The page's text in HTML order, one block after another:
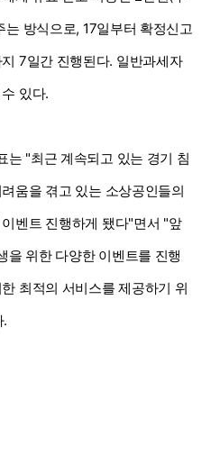
방식으로, 17일부터 확정신고
7일간 진행된다. 일반과세자
있다.
는 "최근 계속되고 있는 경기 침
움을 겪고 있는 소상공인들의
벤트 진행하게 됐다"면서 "앞
을 위한 다양한 이벤트를 진행
최적의 서비스를 제공하기 위
.